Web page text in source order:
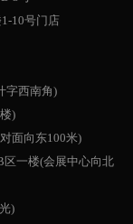
10号门店
字西南角)
)
面向东100米)
区一楼(会展中心向北
)